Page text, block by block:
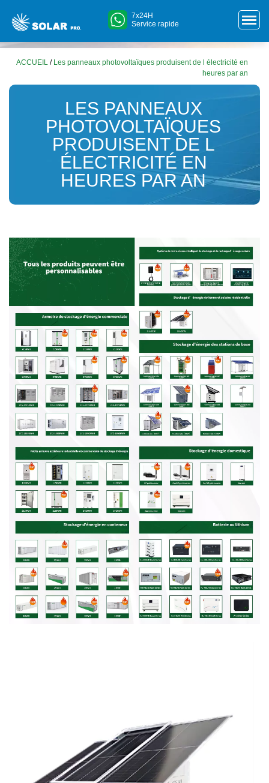
7x24H
Service rapide
ACCUEIL / Les panneaux photovoltaïques produisent de l électricité en
heures par an
LES PANNEAUX
PHOTOVOLTAÏQUES
PRODUISENT DE L
ÉLECTRICITÉ EN
HEURES PAR AN